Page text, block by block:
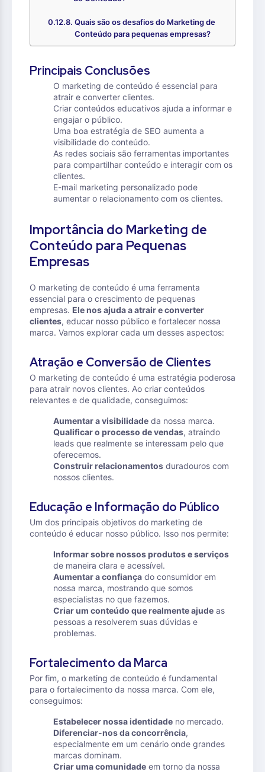
Quais são os desafios do Marketing de
Conteúdo para pequenas empresas?
Principais Conclusões
O marketing de conteúdo é essencial para
atrair e converter clientes.
Criar conteúdos educativos ajuda a informar e
engajar o público.
Uma boa estratégia de SEO aumenta a
visibilidade do conteúdo.
As redes sociais são ferramentas importantes
para compartilhar conteúdo e interagir com os
clientes.
E-mail marketing personalizado pode
aumentar o relacionamento com os clientes.
Importância do Marketing de
Conteúdo para Pequenas
Empresas
O marketing de conteúdo é uma ferramenta
essencial para o crescimento de pequenas
empresas. Ele nos ajuda a atrair e converter
clientes, educar nosso público e fortalecer nossa
marca. Vamos explorar cada um desses aspectos:
Atração e Conversão de Clientes
O marketing de conteúdo é uma estratégia poderosa
para atrair novos clientes. Ao criar conteúdos
relevantes e de qualidade, conseguimos:
Aumentar a visibilidade da nossa marca.
Qualificar o processo de vendas, atraindo
leads que realmente se interessam pelo que
oferecemos.
Construir relacionamentos duradouros com
nossos clientes.
Educação e Informação do Público
Um dos principais objetivos do marketing de
conteúdo é educar nosso público. Isso nos permite:
Informar sobre nossos produtos e serviços
de maneira clara e acessível.
Aumentar a confiança do consumidor em
nossa marca, mostrando que somos
especialistas no que fazemos.
Criar um conteúdo que realmente ajude as
pessoas a resolverem suas dúvidas e
problemas.
Fortalecimento da Marca
Por fim, o marketing de conteúdo é fundamental
para o fortalecimento da nossa marca. Com ele,
conseguimos:
Estabelecer nossa identidade no mercado.
Diferenciar-nos da concorrência,
especialmente em um cenário onde grandes
marcas dominam.
Criar uma comunidade em torno da nossa